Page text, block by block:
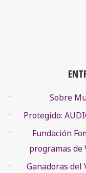
Sobre
Protegido:
Fundación
programas de
Ganadoras del